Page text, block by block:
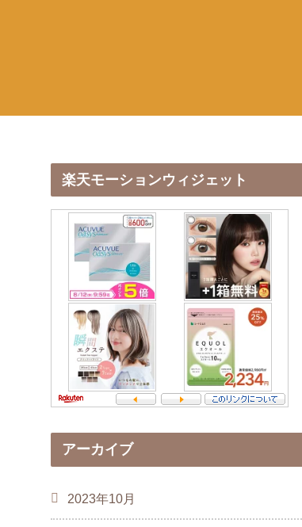
楽天モーションウィジェット
アーカイブ
2023年10月